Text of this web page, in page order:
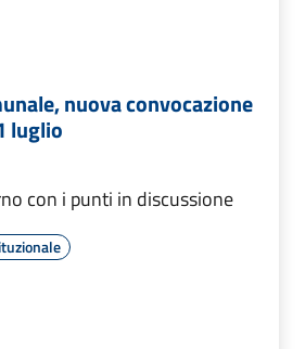
nuova convocazione
luglio
con i punti in discussione